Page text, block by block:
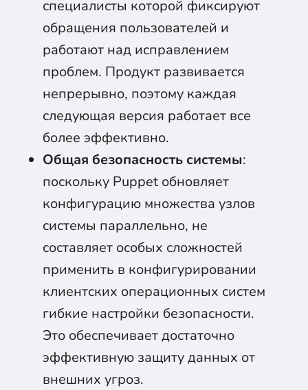
специалисты которой фиксируют
обращения пользователей и
работают над исправлением
проблем. Продукт развивается
непрерывно, поэтому каждая
следующая версия работает все
более эффективно.
Общая безопасность системы:
поскольку Puppet обновляет
конфигурацию множества узлов
системы параллельно, не
составляет особых сложностей
применить в конфигурировании
клиентских операционных систем
гибкие настройки безопасности.
Это обеспечивает достаточно
эффективную защиту данных от
внешних угроз.